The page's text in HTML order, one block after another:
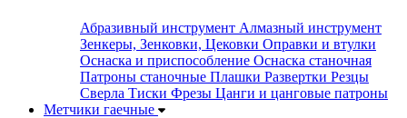
Абразивный инструмент Алмазный инструмент
Зенкеры, Зенковки, Цековки Оправки и втулки
Оснаска и приспособление Оснаска станочная
Патроны станочные Плашки Развертки Резцы
Сверла Тиски Фрезы Цанги и цанговые патроны
Метчики гаечные